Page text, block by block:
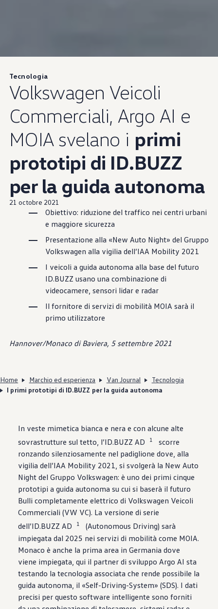
Tecnologia
Volkswagen Veicoli
Commerciali, Argo AI e
MOIA svelano i primi
prototipi di ID.BUZZ
per la guida autonoma
21 octobre 2021
Obiettivo: riduzione del traffico nei centri urbani
e maggiore sicurezza
Presentazione alla «New Auto Night» del Gruppo
Volkswagen alla vigilia dell’IAA Mobility 2021
I veicoli a guida autonoma alla base del futuro
ID.BUZZ usano una combinazione di
videocamere, sensori lidar e radar
Il fornitore di servizi di mobilità MOIA sarà il
primo utilizzatore
Hannover/Monaco di Baviera, 5 settembre 2021
Home Marchio ed esperienza Van Journal
Tecnologia
I primi prototipi di ID.BUZZ per la guida autonoma
In veste mimetica bianca e nera e con alcune alte
sovrastrutture sul tetto, l’ID.BUZZ AD
1
scorre
ronzando silenziosamente nel padiglione dove, alla
vigilia dell’IAA Mobility 2021, si svolgerà la New Auto
Night del Gruppo Volkswagen: è uno dei primi cinque
prototipi a guida autonoma su cui si baserà il futuro
Bulli completamente elettrico di Volkswagen Veicoli
Commerciali (VW VC). La versione di serie
dell’ID.BUZZ AD
1
(Autonomous Driving) sarà
impiegata dal 2025 nei servizi di mobilità come MOIA.
Monaco è anche la prima area in Germania dove
viene impiegata, qui il partner di sviluppo Argo AI sta
testando la tecnologia associata che rende possibile la
guida autonoma, il «Self-Driving-System» (SDS). I dati
precisi per questo software intelligente sono forniti